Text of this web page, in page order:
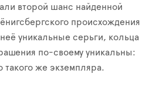
второй шанс найденной
происхождения
уникальные серьги, кольца
по-своему уникальны:
такого же экземпляра.